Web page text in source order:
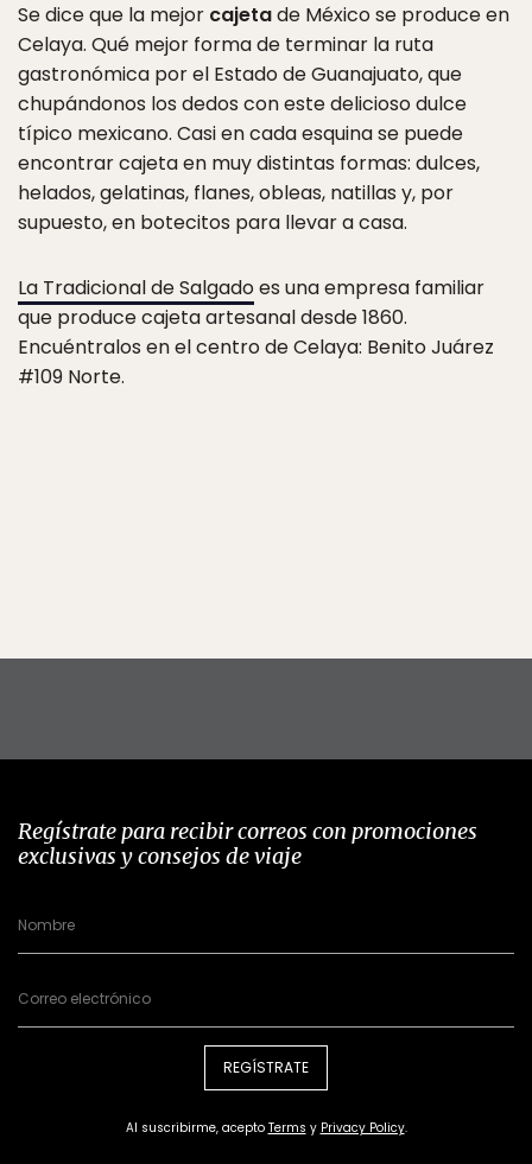
Se dice que la mejor cajetade México se produce en
Celaya. Qué mejor forma de terminar la ruta
gastronómica por el Estado de Guanajuato, que
chupándonos los dedos con este delicioso dulce
típico mexicano. Casi en cada esquina se puede
encontrar cajeta en muy distintas formas: dulces,
helados, gelatinas, flanes, obleas, natillas y, por
supuesto, en botecitos para llevar a casa.
La Tradicional de Salgadoes una empresa familiar
que produce cajeta artesanal desde 1860.
Encuéntralos en el centro de Celaya: Benito Juárez
#109 Norte.
Regístrate para recibir correos con promociones
exclusivas y consejos de viaje
REGÍSTRATE
Al suscribirme, acepto Terms y Privacy Policy.